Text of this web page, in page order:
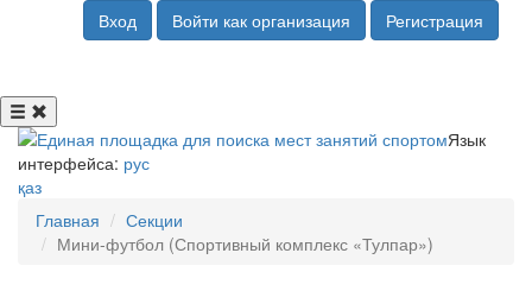
Вход Войти как организация Регистрация
Язык
интерфейса: рус
қаз
Главная
Секции
Мини-футбол (Спортивный комплекс «Тулпар»)